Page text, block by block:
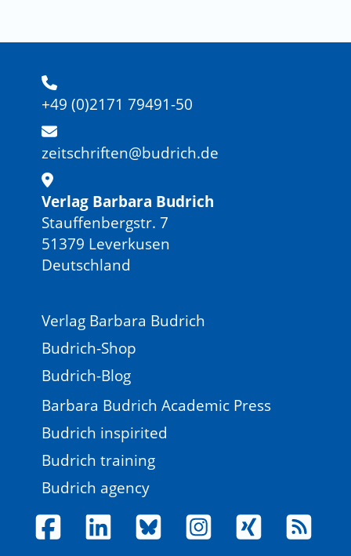
+49 (0)2171 79491-50
zeitschriften@budrich.de
Verlag Barbara Budrich
Stauffenbergstr. 7
51379 Leverkusen
Deutschland
Verlag Barbara Budrich
Budrich-Shop
Budrich-Blog
Barbara Budrich Academic Press
Budrich inspirited
Budrich training
Budrich agency